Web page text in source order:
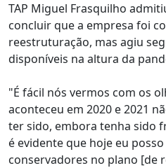
TAP Miguel Frasquilho
concluir que a empresa foi
reestruturação, mas agiu
disponíveis na altura da
"É fácil nós vermos com os
aconteceu em 2020 e 2021
ter sido, embora tenha sido
é evidente que hoje eu
conservadores no plano [de